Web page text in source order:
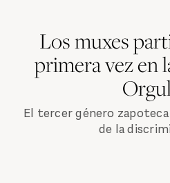
Los muxes
primera vez en
El tercer género
de la